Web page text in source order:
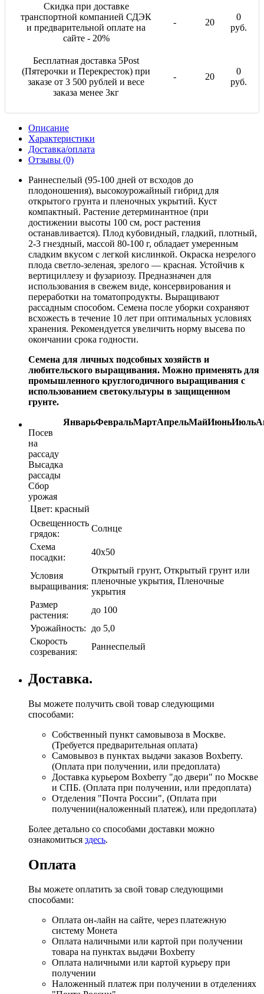
Скидка при доставке
транспортной компанией СДЭК
и предварительной оплате на
сайте - 20%
- 20
0
руб.
Бесплатная доставка 5Post
(Пятерочки и Перекресток) при
заказе от 3 500 рублей и весе
заказа менее 3кг
- 20
0
руб.
Описание
Характеристики
Доставка/оплата
Отзывы (0)
Раннеспелый (95-100 дней от всходов до
плодоношения), высокоурожайный гибрид для
открытого грунта и пленочных укрытий. Куст
компактный. Растение детерминантное (при
достижении высоты 100 см, рост растения
останавливается). Плод кубовидный, гладкий, плотный,
2-3 гнездный, массой 80-100 г, обладает умеренным
сладким вкусом с легкой кислинкой. Окраска незрелого
плода светло-зеленая, зрелого — красная. Устойчив к
вертициллезу и фузариозу. Предназначен для
использования в свежем виде, консервирования и
переработки на томатопродукты. Выращивают
рассадным способом. Семена после уборки сохраняют
всхожесть в течение 10 лет при оптимальных условиях
хранения. Рекомендуется увеличить норму высева по
окончании срока годности.
Семена для личных подсобных хозяйств и
любительского выращивания. Можно применять для
промышленного круглогодичного выращивания с
использованием светокультуры в защищенном
грунте.
ЯнварьФевральМартАпрельМайИюньИюль
Посев
на
рассаду
Высадка
рассады
Сбор
урожая
Цвет: красный
Освещенность
грядок:
Солнце
Схема
посадки:
40х50
Условия
выращивания:
Открытый грунт, Открытый грунт или
пленочные укрытия, Пленочные
укрытия
Размер
растения:
до 100
Урожайность:
до 5,0
Скорость
созревания:
Раннеспелый
Доставка.
Вы можете получить свой товар следующими
способами:
Собственный пункт самовывоза в Москве.
(Требуется предварительная оплата)
Самовывоз в пунктах выдачи заказов Boxberry.
(Оплата при получении, или предоплата)
Доставка курьером Boxberry "до двери" по Москве
и СПБ. (Оплата при получении, или предоплата)
Отделения "Почта России", (Оплата при
получении(наложенный платеж), или предоплата)
Более детально со способами доставки можно
ознакомиться здесь.
Оплата
Вы можете оплатить за свой товар следующими
способами:
Оплата он-лайн на сайте, через платежную
систему Монета
Оплата наличными или картой при получении
товара на пунктах выдачи Boxberry
Оплата наличными или картой курьеру при
получении
Наложенный платеж при получении в отделениях